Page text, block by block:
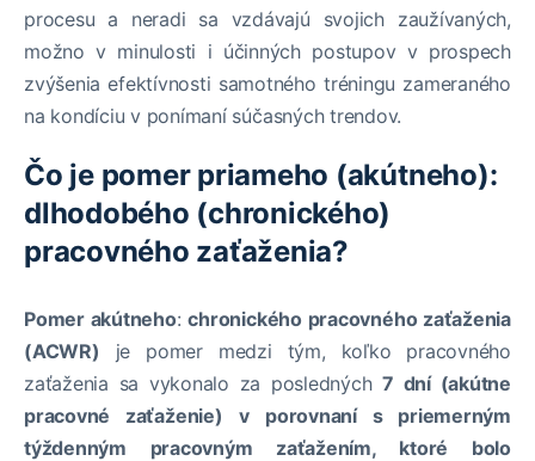
procesu a neradi sa vzdávajú svojich zaužívaných,
možno v minulosti i účinných postupov v prospech
zvýšenia efektívnosti samotného tréningu zameraného
na kondíciu v ponímaní súčasných trendov.
Čo je pomer priameho (akútneho):
dlhodobého (chronického)
pracovného zaťaženia?
Pomer akútneho:chronického pracovného zaťaženia
(ACWR) je pomer medzi tým, koľko pracovného
zaťaženia sa vykonalo za posledných7 dní (akútne
pracovné zaťaženie)
v porovnaní s priemerným
týždenným pracovným zaťažením, ktoré bolo